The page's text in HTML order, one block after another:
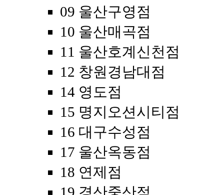
09 울산구영점
10 울산매곡점
11 울산호계신천점
12 창원경남대점
14 영도점
15 명지오션시티점
16 대구수성점
17 울산옥동점
18 연제점